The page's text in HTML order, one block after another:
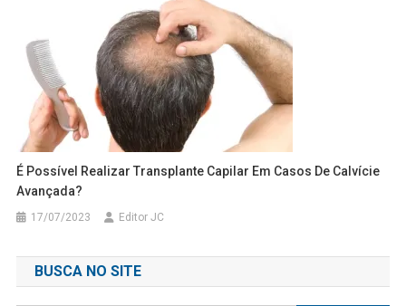
É Possível Realizar Transplante Capilar Em Casos De Calvície
Avançada?
17/07/2023 Editor JC
BUSCA NO SITE